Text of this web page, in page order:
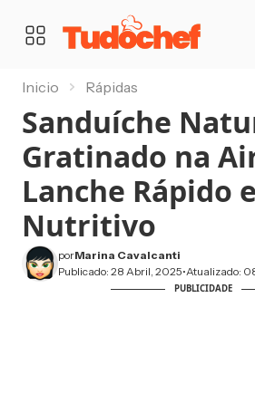
TudoChef
Inicio Rápidas
Sanduíche
Gratinado na
Lanche Rápido e
Nutritivo
porMarina Cavalcanti
Publicado: 28 Abril, 2025•Atualizado:
PUBLICIDADE